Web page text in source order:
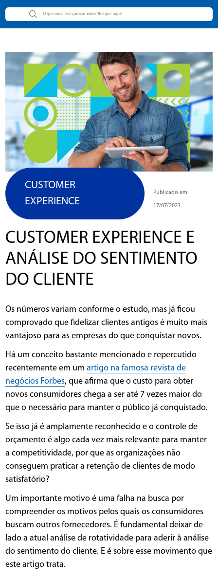
CUSTOMER
EXPERIENCE
Publicado em
17/07/2023
CUSTOMER EXPERIENCE E
ANÁLISE DO SENTIMENTO
DO CLIENTE
Os números variam conforme o estudo, mas já ficou
comprovado que fidelizar clientes antigos é muito mais
vantajoso para as empresas do que conquistar novos.
Há um conceito bastante mencionado e repercutido
recentemente em umartigo na famosa revista de
negócios Forbes, que afirma que o custo para obter
novos consumidores chega a ser até 7 vezes maior do
que o necessário para manter o público já conquistado.
Se isso já é amplamente reconhecido e o controle de
orçamento é algo cada vez mais relevante para manter
a competitividade, por que as organizações não
conseguem praticar a retenção de clientes de modo
satisfatório?
Um importante motivo é uma falha na busca por
compreender os motivos pelos quais os consumidores
buscam outros fornecedores. É fundamental deixar de
lado a atual análise de rotatividade para aderir à análise
do sentimento do cliente. E é sobre esse movimento que
este artigo trata.